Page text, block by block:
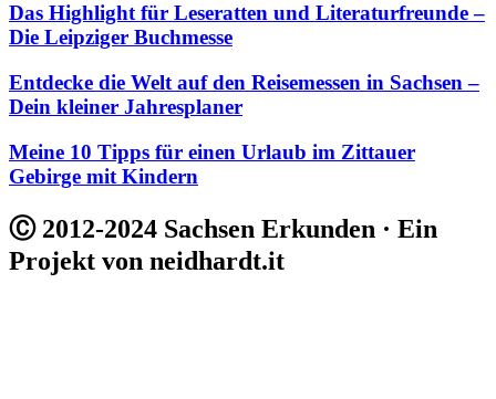
Das Highlight für Leseratten und Literaturfreunde –
Die Leipziger Buchmesse
Entdecke die Welt auf den Reisemessen in Sachsen –
Dein kleiner Jahresplaner
Meine 10 Tipps für einen Urlaub im Zittauer
Gebirge mit Kindern
Ⓒ 2012-2024 Sachsen Erkunden · Ein
Projekt von neidhardt.it